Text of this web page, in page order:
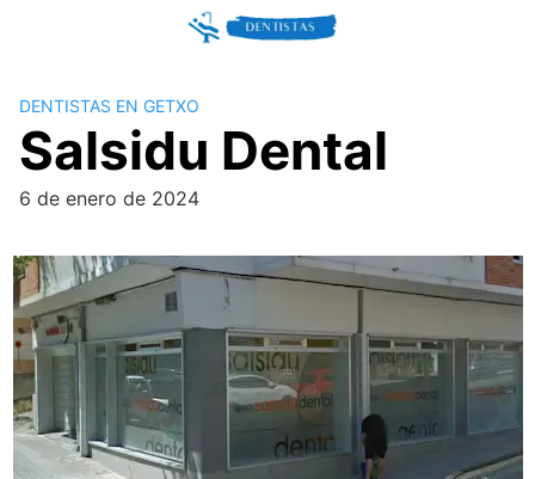
DENTISTAS EN GETXO
Salsidu Dental
6 de enero de 2024